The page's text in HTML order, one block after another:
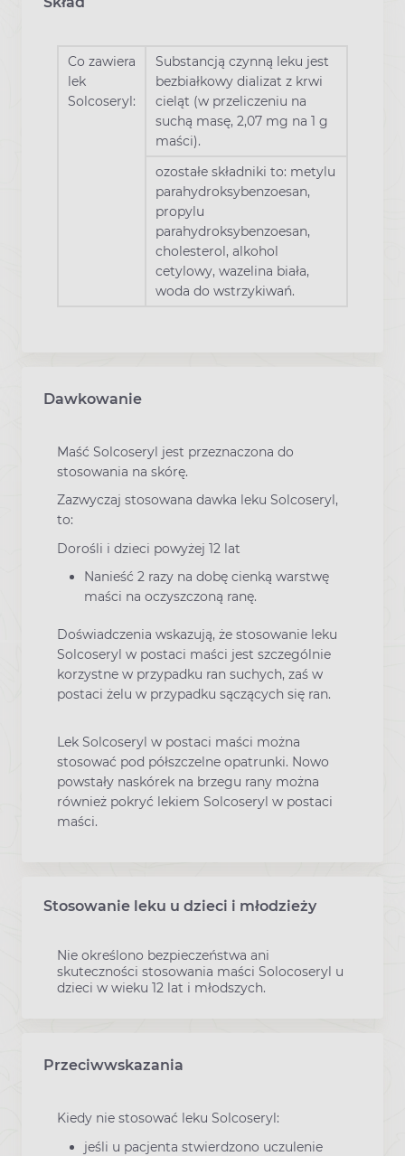
Co zawiera
lek
Solcoseryl:
Substancją czynną leku jest
bezbiałkowy dializat z krwi
cieląt (w przeliczeniu na
suchą masę, 2,07 mg na 1 g
maści).
ozostałe składniki to: metylu
parahydroksybenzoesan,
propylu
parahydroksybenzoesan,
cholesterol, alkohol
cetylowy, wazelina biała,
woda do wstrzykiwań.
Dawkowanie
Maść Solcoseryl jest przeznaczona do
stosowania na skórę.
Zazwyczaj stosowana dawka leku Solcoseryl,
to:
Dorośli i dzieci powyżej 12 lat
Nanieść 2 razy na dobę cienką warstwę
maści na oczyszczoną ranę.
Doświadczenia wskazują, że stosowanie leku
Solcoseryl w postaci maści jest szczególnie
korzystne w przypadku ran suchych, zaś w
postaci żelu w przypadku sączących się ran.
Lek Solcoseryl w postaci maści można
stosować pod półszczelne opatrunki. Nowo
powstały naskórek na brzegu rany można
również pokryć lekiem Solcoseryl w postaci
maści.
Stosowanie leku u dzieci i młodzieży
Nie określono bezpieczeństwa ani
skuteczności stosowania maści Solocoseryl u
dzieci w wieku 12 lat i młodszych.
Przeciwwskazania
Kiedy nie stosować leku Solcoseryl:
jeśli u pacjenta stwierdzono uczulenie